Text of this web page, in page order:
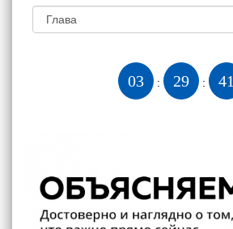
03 : 29 : 42